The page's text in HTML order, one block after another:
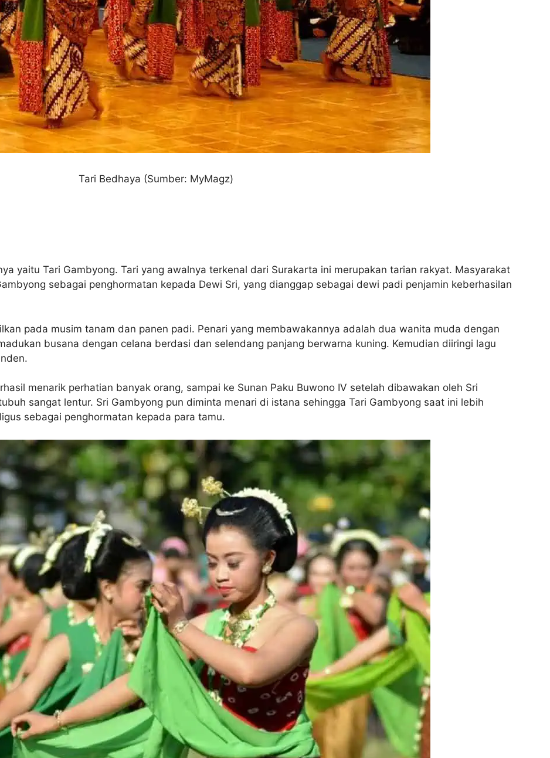
Tari Bedhaya (Sumber: MyMagz)
yaitu Tari Gambyong. Tari yang awalnya terkenal dari Surakarta ini merupakan tarian rakyat. Masyarakat
sebagai penghormatan kepada Dewi Sri, yang dianggap sebagai dewi padi penjamin keberhasilan
pada musim tanam dan panen padi. Penari yang membawakannya adalah dua wanita muda dengan
busana dengan celana berdasi dan selendang panjang berwarna kuning. Kemudian diiringi lagu
menarik perhatian banyak orang, sampai ke Sunan Paku Buwono IV setelah dibawakan oleh Sri
sangat lentur. Sri Gambyong pun diminta menari di istana sehingga Tari Gambyong saat ini lebih
sebagai penghormatan kepada para tamu.